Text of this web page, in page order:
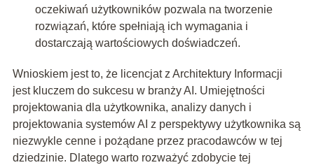
oczekiwań użytkowników pozwala na tworzenie
rozwiązań, które spełniają ich wymagania i
dostarczają wartościowych doświadczeń.
Wnioskiem jest to, że licencjat z Architektury Informacji
jest kluczem do sukcesu w branży AI. Umiejętności
projektowania dla użytkownika, analizy danych i
projektowania systemów AI z perspektywy użytkownika są
niezwykle cenne i pożądane przez pracodawców w tej
dziedzinie. Dlatego warto rozważyć zdobycie tej